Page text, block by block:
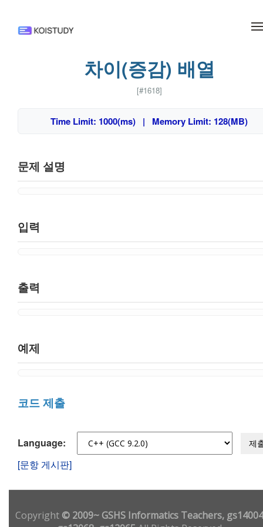
차이(증감) 배열
[#1618]
Time Limit: 1000(ms) | Memory Limit: 128(MB)
문제 설명
입력
출력
예제
코드 제출
Language: 제
[문항 게시판]
Copyright© 2009~ GSHS Informatics Teachers,